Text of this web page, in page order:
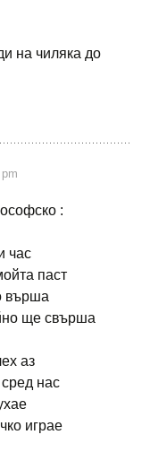
на чиляка до
:
час
паст
върша
ще свърша
аз
нас
играе